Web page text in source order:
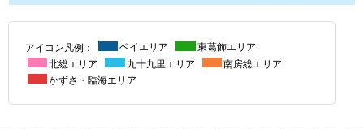
アイコン凡例： ベイエリア
東葛飾エリア
北総エリア
九十九里エリア
南房総エリア
かずさ・臨海エリア